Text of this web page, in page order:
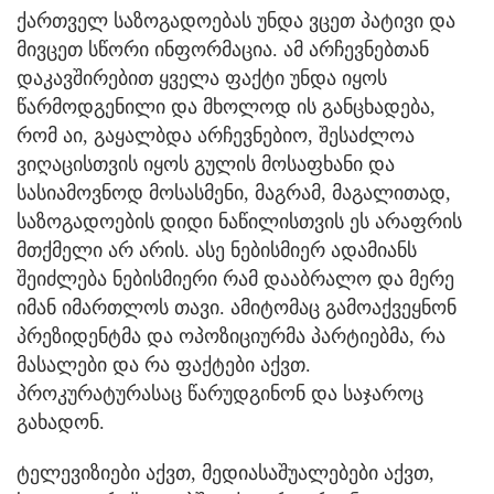
ქართველ საზოგადოებას უნდა ვცეთ პატივი და
მივცეთ სწორი ინფორმაცია. ამ არჩევნებთან
დაკავშირებით ყველა ფაქტი უნდა იყოს
წარმოდგენილი და მხოლოდ ის განცხადება,
რომ აი, გაყალბდა არჩევნებიო, შესაძლოა
ვიღაცისთვის იყოს გულის მოსაფხანი და
სასიამოვნოდ მოსასმენი, მაგრამ, მაგალითად,
საზოგადოების დიდი ნაწილისთვის ეს არაფრის
მთქმელი არ არის. ასე ნებისმიერ ადამიანს
შეიძლება ნებისმიერი რამ დააბრალო და მერე
იმან იმართლოს თავი. ამიტომაც გამოაქვეყნონ
პრეზიდენტმა და ოპოზიციურმა პარტიებმა, რა
მასალები და რა ფაქტები აქვთ.
პროკურატურასაც წარუდგინონ და საჯაროც
გახადონ.
ტელევიზიები აქვთ, მედიასაშუალებები აქვთ,